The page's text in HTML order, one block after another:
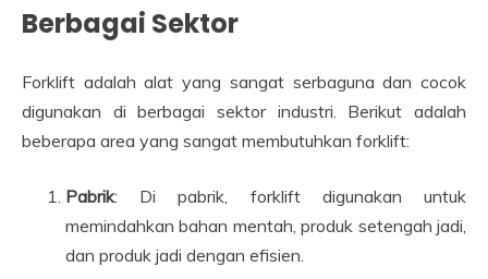
Berbagai Sektor
Forklift adalah alat yang sangat serbaguna dan cocok
digunakan di berbagai sektor industri. Berikut adalah
beberapa area yang sangat membutuhkan forklift:
Pabrik: Di pabrik, forklift digunakan untuk
memindahkan bahan mentah, produk setengah jadi,
dan produk jadi dengan efisien.